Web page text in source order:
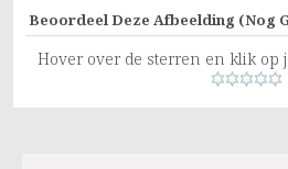
Beoordeel Deze Afbeelding (Nog
Hover over de sterren en klik